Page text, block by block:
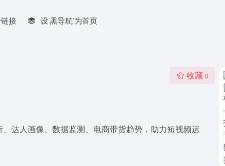
接 设’黑导航’为首页
收藏 0
达人画像、数据监测、电商带货趋势，助力短视频运